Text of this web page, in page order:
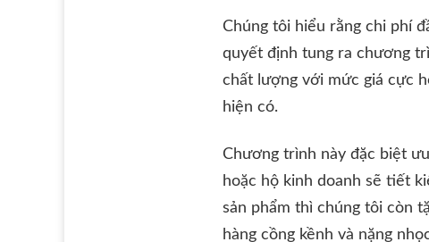
Chúng tôi hiểu rằng chi phí
quyết định tung ra chương
chất lượng với mức giá cực
hiện có.
Chương trình này đặc biệt
hoặc hộ kinh doanh sẽ tiết
sản phẩm thì chúng tôi còn
hàng cồng kềnh và nặng